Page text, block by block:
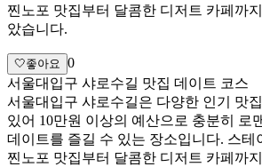
찐노포 맛집부터 달콤한 디저트 카페까
았습니다.
🤍좋아요
0
서울대입구 샤로수길 맛집 데이트 코스
서울대입구 샤로수길은 다양한 인기 맛
있어 10만원 이상의 예산으로 충분히 로
데이트를 즐길 수 있는 장소입니다. 스테
찐노포 맛집부터 달콤한 디저트 카페까